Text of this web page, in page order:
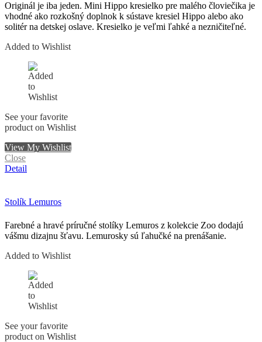
Originál je iba jeden. Mini Hippo kresielko pre malého človiečika je
vhodné ako rozkošný doplnok k sústave kresiel Hippo alebo ako
solitér na detskej oslave. Kresielko je veľmi ľahké a nezničiteľné.
Added to Wishlist
See your favorite
product on Wishlist
View My Wishlist
Close
Detail
Stolík Lemuros
Farebné a hravé príručné stolíky Lemuros z kolekcie Zoo dodajú
vášmu dizajnu šťavu. Lemurosky sú ľahučké na prenášanie.
Added to Wishlist
See your favorite
product on Wishlist